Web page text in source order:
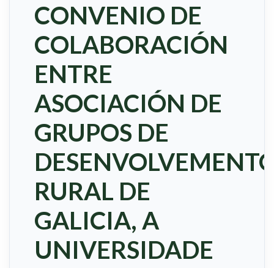
CONVENIO DE
COLABORACIÓN
ENTRE
ASOCIACIÓN DE
GRUPOS DE
RURAL DE
GALICIA, A
UNIVERSIDADE